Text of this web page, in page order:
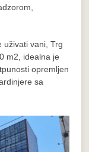
uživati vani, Trg
m2, idealna je
opremljen
sa